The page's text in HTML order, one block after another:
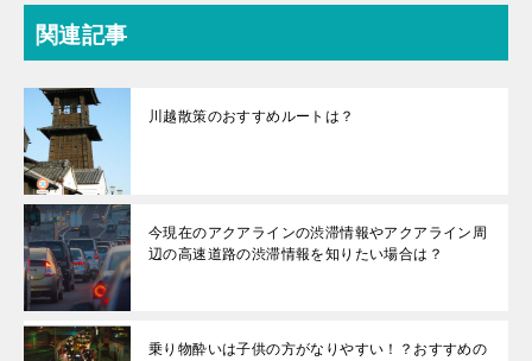
関連記事
川越散策のおすすめルートは？
今現在のアクアラインの渋滞情報やアクアライン周
辺の高速道路の渋滞情報を知りたい場合は？
乗り物酔いは子供の方がなりやすい！？おすすめの